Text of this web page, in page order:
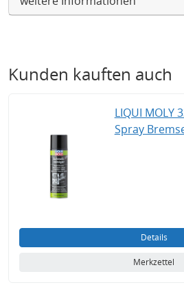
Kunden kauften auch
LIQUI MOLY
Spray
Details
Merkzettel